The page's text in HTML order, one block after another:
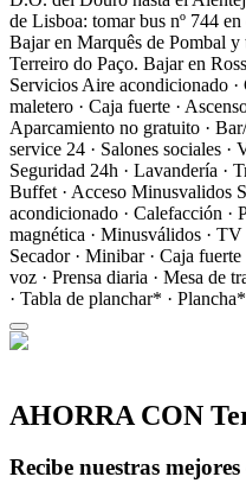
de Lisboa: tomar bus nº 744
Bajar en Marquês de Pombal y
Terreiro do Paço. Bajar en
Servicios Aire acondicionado ·
maletero · Caja fuerte ·
Aparcamiento no gratuito ·
service 24 · Salones sociales ·
Seguridad 24h · Lavandería ·
Buffet · Acceso Minusvalidos
acondicionado · Calefacción ·
magnética · Minusválidos · TV
Secador · Minibar · Caja
voz · Prensa diaria · Mesa de
· Tabla de planchar* · Plancha*
AHORRA CON
Recibe nuestras